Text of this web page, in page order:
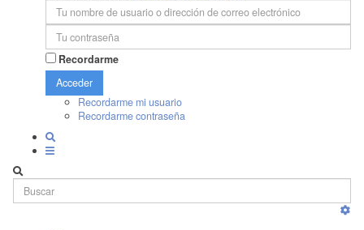
Recordarme
Acceder
Recordarme mi usuario
Recordarme contraseña